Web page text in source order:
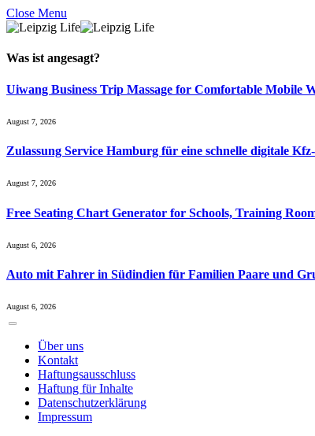
Close Menu
Was ist angesagt?
Uiwang Business Trip Massage for Comfortable Mobile
August 7, 2026
Zulassung Service Hamburg für eine schnelle digitale
August 7, 2026
Free Seating Chart Generator for Schools, Training
August 6, 2026
Auto mit Fahrer in Südindien für Familien Paare und
August 6, 2026
Über uns
Kontakt
Haftungsausschluss
Haftung für Inhalte
Datenschutzerklärung
Impressum